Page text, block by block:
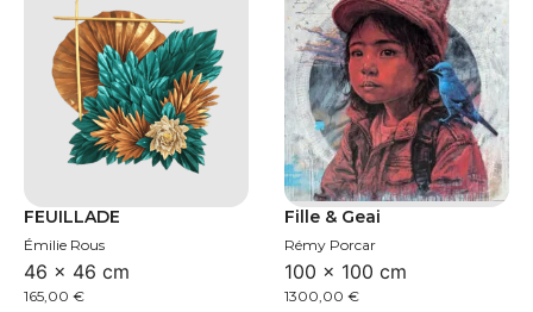
FEUILLADE
Émilie Rous
46 × 46 cm
165,00 €
Fille & Geai
Rémy Porcar
100 × 100 cm
1300,00 €